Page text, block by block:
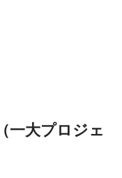
一大プロジェ